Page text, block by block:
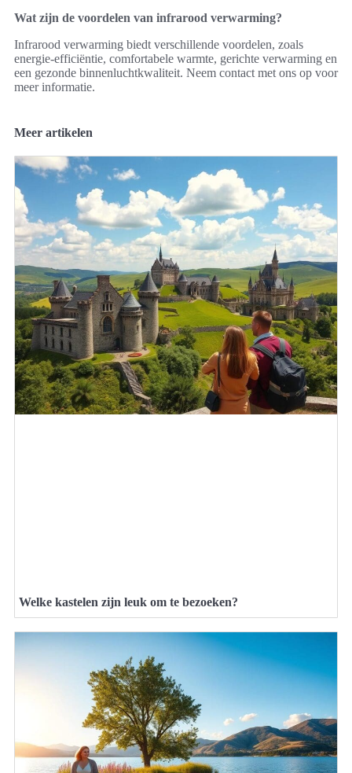
Wat zijn de voordelen van infrarood verwarming?
Infrarood verwarming biedt verschillende voordelen, zoals
energie-efficiëntie, comfortabele warmte, gerichte verwarming en
een gezonde binnenluchtkwaliteit. Neem contact met ons op voor
meer informatie.
Meer artikelen
Welke kastelen zijn leuk om te bezoeken?